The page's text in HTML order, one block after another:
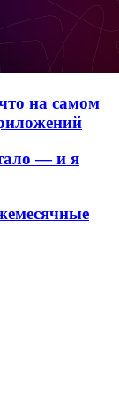
на самом
— и я